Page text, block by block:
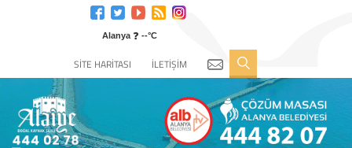
Alanya ❓ --°C
SİTE HARİTASI İLETİŞİM